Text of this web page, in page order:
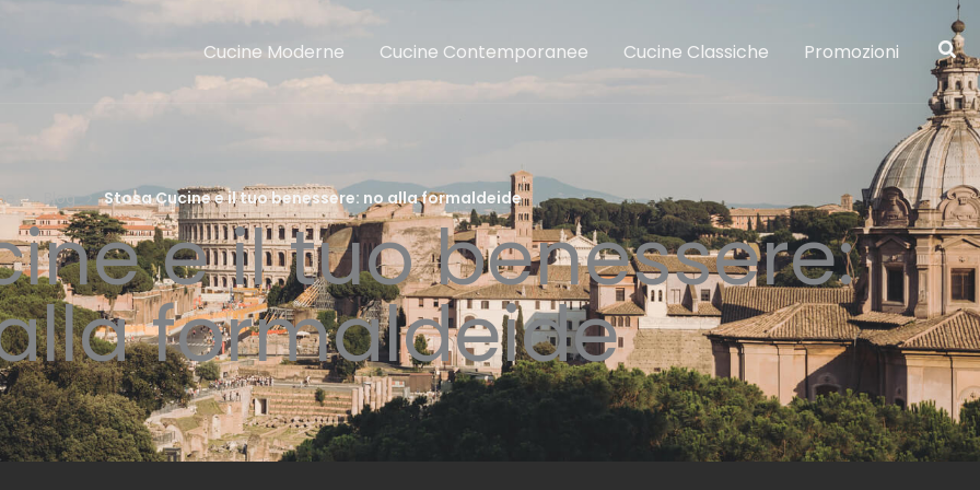
Cucine Moderne Cucine Contemporanee Cucine Classiche Promozioni
Blog Stosa Cucine e il tuo benessere: no alla formaldeide
e il tuo benessere:
formaldeide